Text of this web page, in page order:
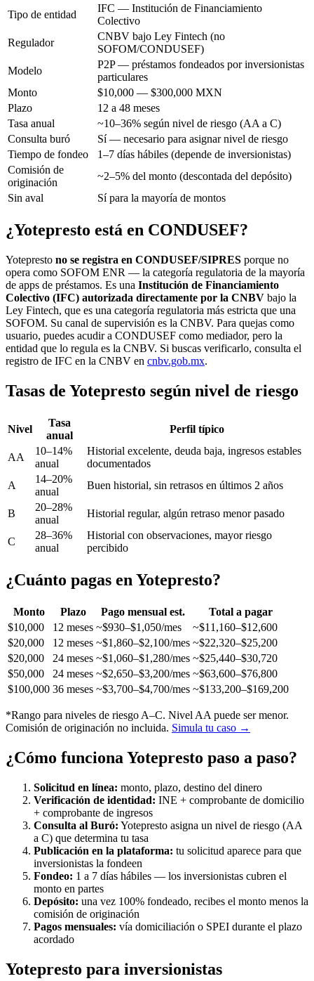
Tipo de entidad
IFC — Institución de Financiamiento
Colectivo
Regulador
CNBV bajo Ley Fintech (no
SOFOM/CONDUSEF)
Modelo
P2P — préstamos fondeados por inversionistas
particulares
Monto
$10,000 — $300,000 MXN
Plazo
12 a 48 meses
Tasa anual
~10–36% según nivel de riesgo (AA a C)
Consulta buró
Sí — necesario para asignar nivel de riesgo
Tiempo de fondeo
1–7 días hábiles (depende de inversionistas)
Comisión de
originación
~2–5% del monto (descontada del depósito)
Sin aval
Sí para la mayoría de montos
¿Yotepresto está en CONDUSEF?
Yotepresto no se registra en CONDUSEF/SIPRES porque no
opera como SOFOM ENR — la categoría regulatoria de la mayoría
de apps de préstamos. Es una Institución de Financiamiento
Colectivo (IFC) autorizada directamente por la CNBV bajo la
Ley Fintech, que es una categoría regulatoria más estricta que una
SOFOM. Su canal de supervisión es la CNBV. Para quejas como
usuario, puedes acudir a CONDUSEF como mediador, pero la
entidad que lo regula es la CNBV. Si buscas verificarlo, consulta el
registro de IFC en la CNBV en cnbv.gob.mx.
Tasas de Yotepresto según nivel de riesgo
Nivel
Tasa
anual
Perfil típico
AA
10–14%
anual
Historial excelente, deuda baja, ingresos estables
documentados
A
14–20%
anual
Buen historial, sin retrasos en últimos 2 años
B
20–28%
anual
Historial regular, algún retraso menor pasado
C
28–36%
anual
Historial con observaciones, mayor riesgo
percibido
¿Cuánto pagas en Yotepresto?
Monto Plazo Pago mensual est.
Total a pagar
$10,000
12 meses ~$930–$1,050/mes
~$11,160–$12,600
$20,000
12 meses ~$1,860–$2,100/mes ~$22,320–$25,200
$20,000
24 meses ~$1,060–$1,280/mes ~$25,440–$30,720
$50,000
24 meses ~$2,650–$3,200/mes ~$63,600–$76,800
$100,000 36 meses ~$3,700–$4,700/mes ~$133,200–$169,200
*Rango para niveles de riesgo A–C. Nivel AA puede ser menor.
Comisión de originación no incluida. Simula tu caso →
¿Cómo funciona Yotepresto paso a paso?
Solicitud en línea: monto, plazo, destino del dinero
Verificación de identidad: INE + comprobante de domicilio
+ comprobante de ingresos
Consulta al Buró: Yotepresto asigna un nivel de riesgo (AA
a C) que determina tu tasa
Publicación en la plataforma: tu solicitud aparece para que
inversionistas la fondeen
Fondeo: 1 a 7 días hábiles — los inversionistas cubren el
monto en partes
Depósito: una vez 100% fondeado, recibes el monto menos la
comisión de originación
Pagos mensuales: vía domiciliación o SPEI durante el plazo
acordado
Yotepresto para inversionistas